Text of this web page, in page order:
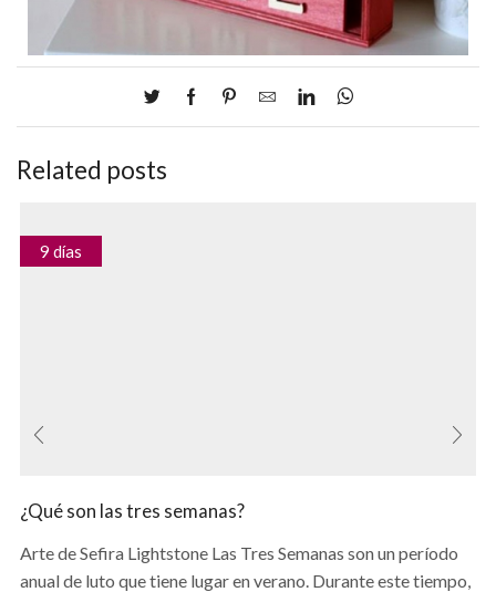
Related posts
9 días
¿Qué son las tres semanas?
Arte de Sefira Lightstone Las Tres Semanas son un período
anual de luto que tiene lugar en verano. Durante este tiempo,